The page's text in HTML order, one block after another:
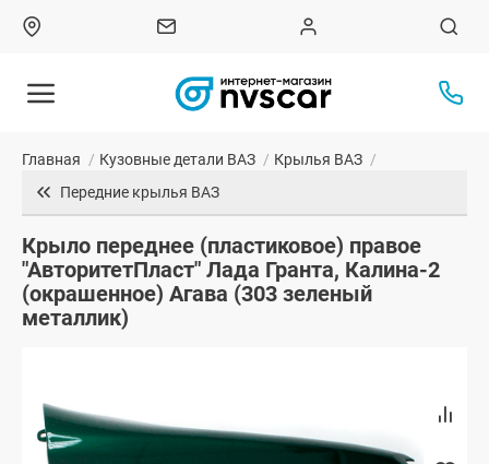
Главная / Кузовные детали ВАЗ / Крылья ВАЗ /
Передние крылья ВАЗ
Крыло переднее (пластиковое) правое
"АвторитетПласт" Лада Гранта, Калина-2
(окрашенное) Агава (303 зеленый
металлик)